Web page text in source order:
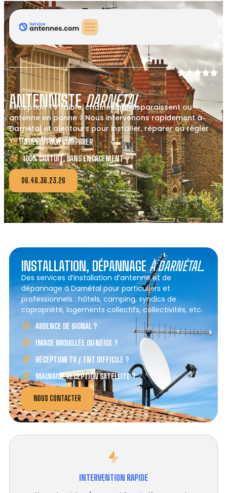
ANTENNISTEDARNÉTAL
Réception TV faible, chaînes qui disparaissent ou
antenne en panne ? Nous intervenons rapidement à
Darnétal et alentours pour installer, réparer ou régler
votre antenne TV.
3 DEVIS POUR COMPARER
100% GRATUIT, SANS ENGAGEMENT
06.46.36.23.26
INSTALLATION, DÉPANNAGEÀ DARNÉTAL.
Des services d’installation d’antenne et de
dépannage à Darnétal pour particuliers et
professionnels : hôtels, camping, syndics de
copropriété, logements collectifs, collectivités, etc.
ABSENCE DE SIGNAL ?
IMAGE BROUILLÉE OU NEIGE ?
RÉCEPTION TV / TNT DIFFICILE ?
MAUVAISE RÉCEPTION SATELLITE ?
NOUS CONTACTER
INTERVENTION RAPIDE